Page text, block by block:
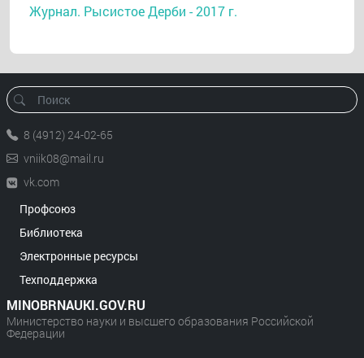
Журнал. Рысистое Дерби - 2017 г.
8 (4912) 24-02-65
vniik08@mail.ru
vk.com
Профсоюз
Библиотека
Электронные ресурсы
Техподдержка
MINOBRNAUKI.GOV.RU
Министерство науки и высшего образования Российской
Федерации